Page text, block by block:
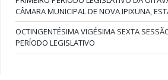
CÂMARA MUNICIPAL DE NOVA IPIXUNA,
OCTINGENTÉSIMA VIGÉSIMA SEXTA
PERÍODO LEGISLATIVO